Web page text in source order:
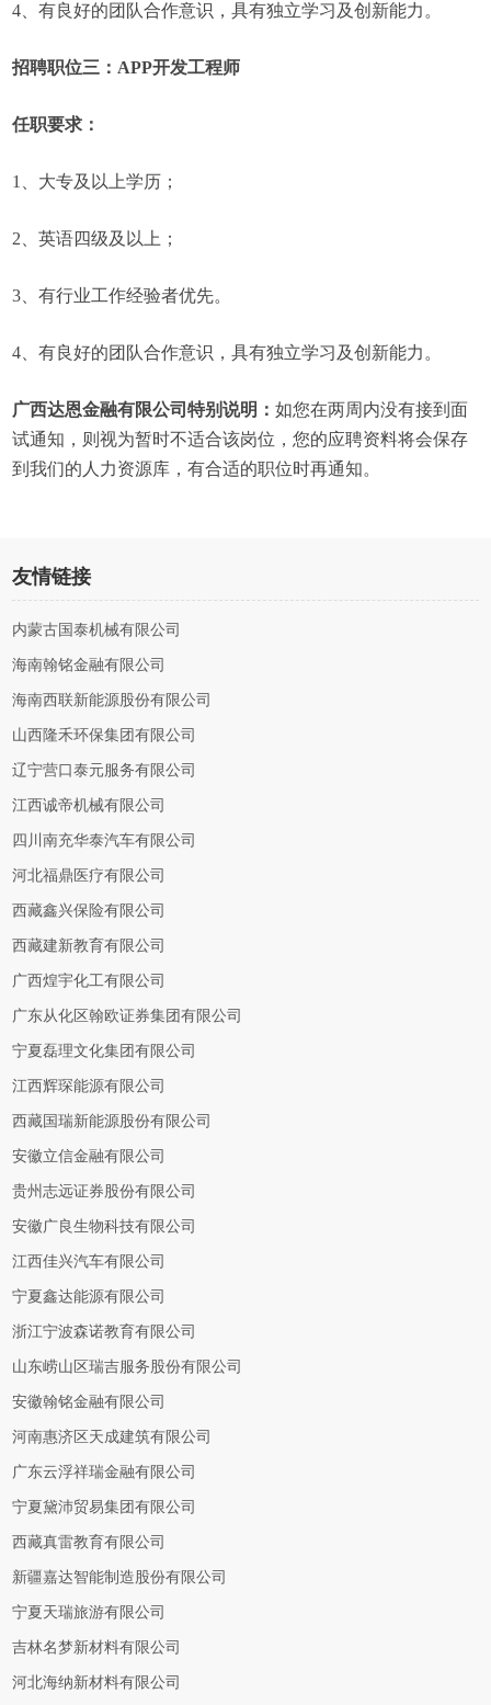
4、有良好的团队合作意识，具有独立学习及创新能力。
招聘职位三：APP开发工程师
任职要求：
1、大专及以上学历；
2、英语四级及以上；
3、有行业工作经验者优先。
4、有良好的团队合作意识，具有独立学习及创新能力。
广西达恩金融有限公司特别说明：如您在两周内没有接到面
试通知，则视为暂时不适合该岗位，您的应聘资料将会保存
到我们的人力资源库，有合适的职位时再通知。
友情链接
内蒙古国泰机械有限公司
海南翰铭金融有限公司
海南西联新能源股份有限公司
山西隆禾环保集团有限公司
辽宁营口泰元服务有限公司
江西诚帝机械有限公司
四川南充华泰汽车有限公司
河北福鼎医疗有限公司
西藏鑫兴保险有限公司
西藏建新教育有限公司
广西煌宇化工有限公司
广东从化区翰欧证券集团有限公司
宁夏磊理文化集团有限公司
江西辉琛能源有限公司
西藏国瑞新能源股份有限公司
安徽立信金融有限公司
贵州志远证券股份有限公司
安徽广良生物科技有限公司
江西佳兴汽车有限公司
宁夏鑫达能源有限公司
浙江宁波森诺教育有限公司
山东崂山区瑞吉服务股份有限公司
安徽翰铭金融有限公司
河南惠济区天成建筑有限公司
广东云浮祥瑞金融有限公司
宁夏黛沛贸易集团有限公司
西藏真雷教育有限公司
新疆嘉达智能制造股份有限公司
宁夏天瑞旅游有限公司
吉林名梦新材料有限公司
河北海纳新材料有限公司